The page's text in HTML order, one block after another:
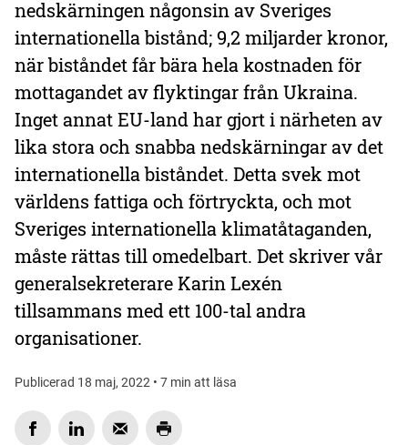
nedskärningen någonsin av Sveriges
internationella bistånd; 9,2 miljarder kronor,
när biståndet får bära hela kostnaden för
mottagandet av flyktingar från Ukraina.
Inget annat EU-land har gjort i närheten av
lika stora och snabba nedskärningar av det
internationella biståndet. Detta svek mot
världens fattiga och förtryckta, och mot
Sveriges internationella klimatåtaganden,
måste rättas till omedelbart. Det skriver vår
generalsekreterare Karin Lexén
tillsammans med ett 100-tal andra
organisationer.
Publicerad 18 maj, 2022 • 7 min att läsa